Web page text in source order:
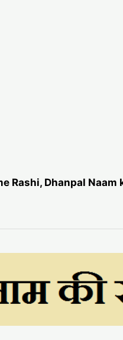
Rashi, Dhanpal